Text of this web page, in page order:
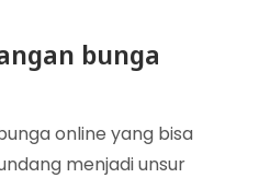
bunga
online yang bisa
menjadi unsur